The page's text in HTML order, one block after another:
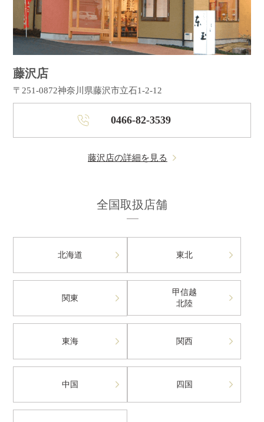
藤沢店
〒251-0872神奈川県藤沢市立石1-2-12
0466-82-3539
藤沢店の詳細を見る
全国取扱店舗
北海道 東北
関東
甲信越
北陸
東海 関西
中国 四国